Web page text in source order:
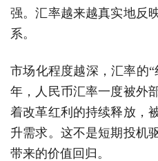
强。汇率越来越真实地反
系。
市场化程度越深，汇率的
年，人民币汇率一度被外
着改革红利的持续释放，
升需求。这不是短期投机
带来的价值回归。